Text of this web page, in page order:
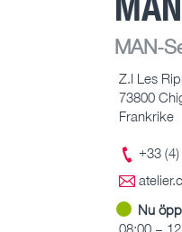
MAN-
Z.I Les
73800
Frankrike
+33
Nu
08:00 –